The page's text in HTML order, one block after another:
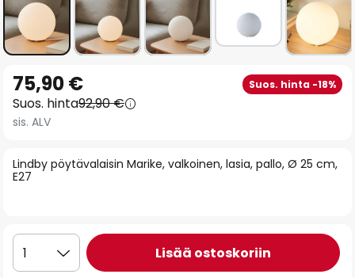
to
the
beginning
the
images
Lindby pöytävalaisin Marike, valkoinen, lasia, pallo, Ø 25 cm,
E27
75,90 € Suos. hinta -18%
Suos. hinta92,90 €
sis. ALV
1 Lisää ostoskoriin